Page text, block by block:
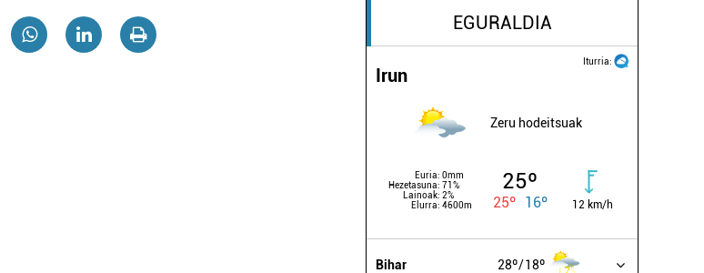
EGURALDIA
Iturria:
Irun
Zeru hodeitsuak
Euria: 0mm
Hezetasuna: 71%
Lainoak: 2%
Elurra: 4600m
25º
25º 16º 12 km/h
Bihar 28º 18º